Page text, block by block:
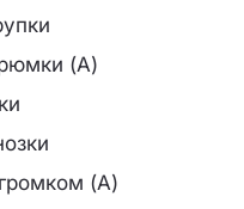
(А)
(А)